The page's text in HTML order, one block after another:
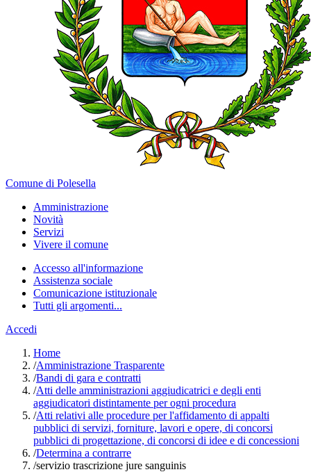
Comune di Polesella
Amministrazione
Novità
Servizi
Vivere il comune
Accesso all'informazione
Assistenza sociale
Comunicazione istituzionale
Tutti gli argomenti...
Accedi
Home
/Amministrazione Trasparente
/Bandi di gara e contratti
/Atti delle amministrazioni aggiudicatrici e degli enti
aggiudicatori distintamente per ogni procedura
/Atti relativi alle procedure per l'affidamento di appalti
pubblici di servizi, forniture, lavori e opere, di concorsi
pubblici di progettazione, di concorsi di idee e di concessioni
/Determina a contrarre
/servizio trascrizione jure sanguinis